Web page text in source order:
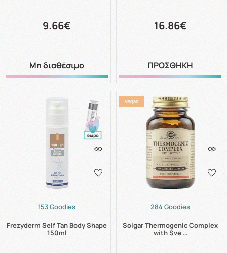
9.66€
Μη διαθέσιμο
16.86€
ΠΡΟΣΘΗΚΗ
153 Goodies
Frezyderm Self Tan Body Shape
150ml
284 Goodies
Solgar Thermogenic Complex
with Sve …